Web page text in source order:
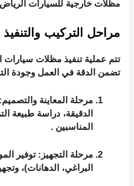
مظلات خارجية للسيارات الرياض
مراحل التركيب والتنفيذ
تتم عمليةتنفيذ مظلات سيارات
تضمن الدقة في العمل وجودة
مرحلة المعاينة والتصميم
الدقيقة، دراسة طبيعة
المناسبين.
مرحلة التجهيز : توفير
البراغي، الدهانات)،